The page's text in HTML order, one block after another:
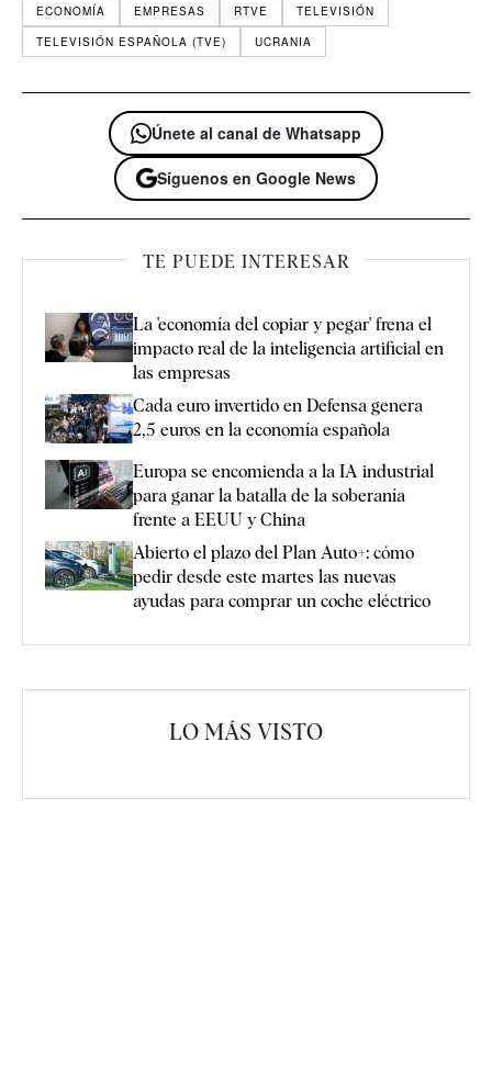
ECONOMÍA EMPRESAS RTVE
TELEVISIÓN
TELEVISIÓN ESPAÑOLA (TVE)
UCRANIA
Únete al canal de Whatsapp
Síguenos en Google News
TE PUEDE INTERESAR
La 'economía del copiar y pegar' frena el
impacto real de la inteligencia artificial en
las empresas
Cada euro invertido en Defensa genera
2,5 euros en la economía española
Europa se encomienda a la IA industrial
para ganar la batalla de la soberanía
frente a EEUU y China
Abierto el plazo del Plan Auto+: cómo
pedir desde este martes las nuevas
ayudas para comprar un coche eléctrico
LO MÁS VISTO